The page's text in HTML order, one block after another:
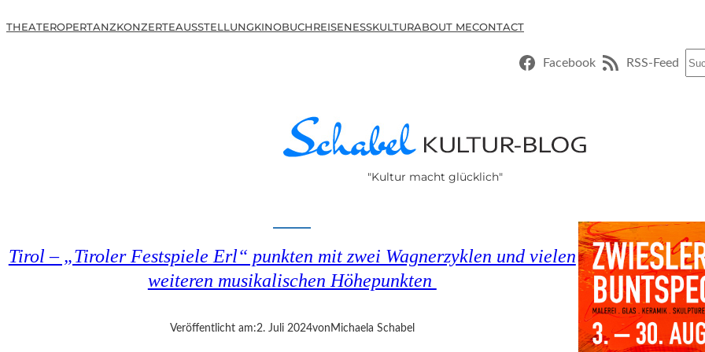
THEATEROPERTANZKONZERTEAUSSTELLUNGKINOBUCHREISENESSKULTURABOUT MECONTACT
Facebook RSS-Feed
"Kultur macht glücklich"
Tirol – „Tiroler Festspiele Erl“ punkten mit zwei Wagnerzyklen und vielen
weiteren musikalischen Höhepunkten
Veröffentlicht am:2. Juli 2024von Michaela Schabel